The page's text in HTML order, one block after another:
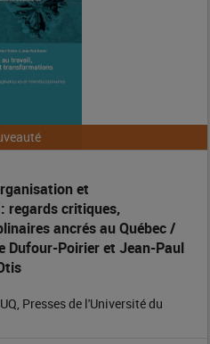
et
regards critiques,
ancrés au Québec /
Dufour-Poirier et Jean-Paul
Presses de l'Université du